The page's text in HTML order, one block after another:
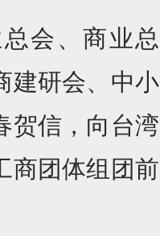
会、商业总
建研会、中小
贺信，向台湾
商团体组团前